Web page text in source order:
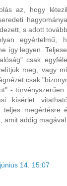
az, hogy
s adott
egyértelmű,
így legyen.
csak
meg, vagy
csak
-
kísérlet
megértésre
amit addig magával
14. 15:07